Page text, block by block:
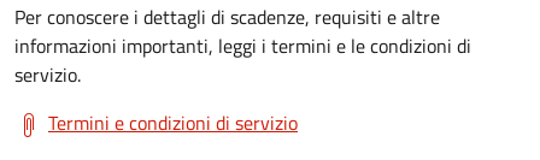
Per conoscere i dettagli di scadenze, requisiti e altre
informazioni importanti, leggi i termini e le condizioni di
servizio.
Termini e condizioni di servizio